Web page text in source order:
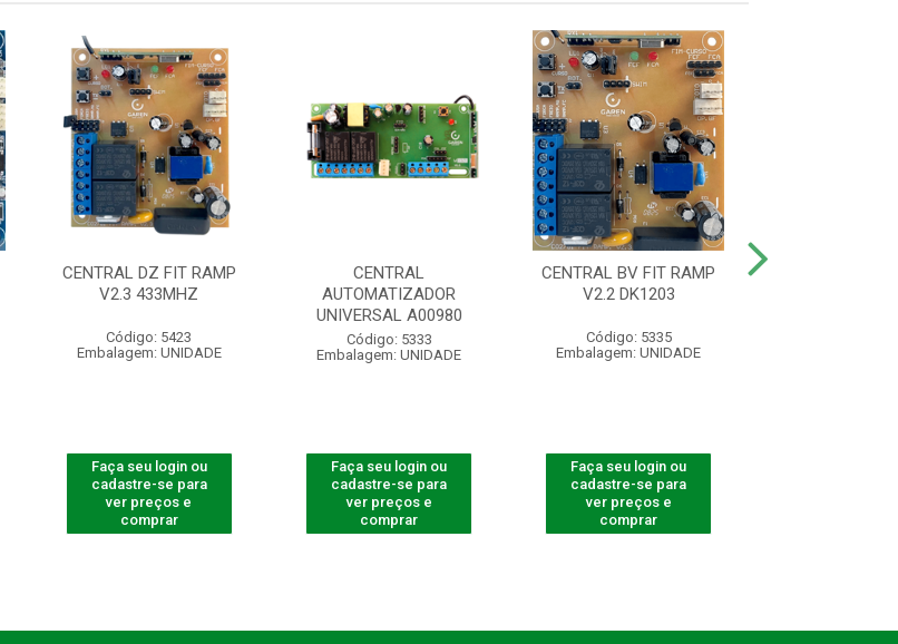
CENTRAL DZ FIT RAMP
V2.3 433MHZ
Código: 5423
Embalagem: UNIDADE
Faça seu login ou
cadastre-se para
ver preços e
comprar
CENTRAL
AUTOMATIZADOR
UNIVERSAL A00980
Código: 5333
Embalagem: UNIDADE
Faça seu login ou
cadastre-se para
ver preços e
comprar
CENTRAL BV FIT RAMP
V2.2 DK1203
Código: 5335
Embalagem: UNIDADE
Faça seu login ou
cadastre-se para
ver preços e
comprar